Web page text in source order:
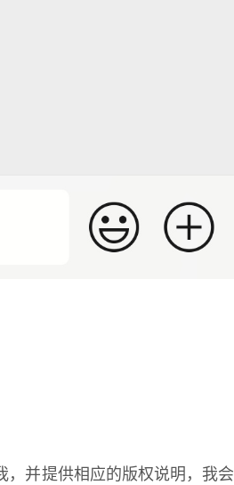
，并提供相应的版权说明，我会